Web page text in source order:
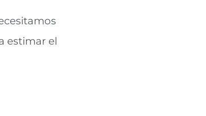
estimar el